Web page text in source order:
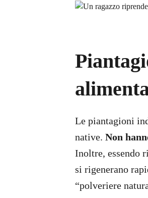
Le piantagioni
native. Non
Inoltre, essendo
si rigenerano
“polveriere